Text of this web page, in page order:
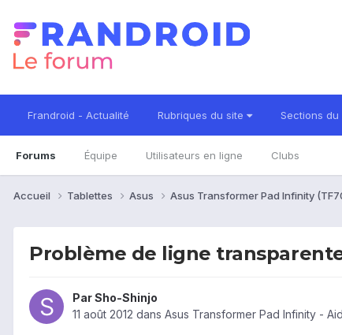
Frandroid - Actualité Rubriques du site Sections du
Forums Équipe Utilisateurs en ligne Clubs
Accueil Tablettes Asus Asus Transformer Pad Infinity
Problème de ligne
ParSho-Shinjo
11 août 2012 dans Asus Transformer Pad Infinity -